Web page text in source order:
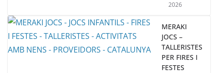
2026
MERAKI
JOCS –
TALLERISTES
PER FIRES I
FESTES